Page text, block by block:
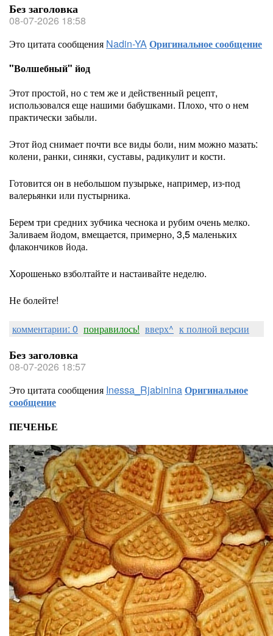
Без заголовка
08-07-2026 18:58
Это цитата сообщения Nadin-YAОригинальное сообщение
"Волшебный" йод
Этот простой, но с тем же и действенный рецепт,
использовался еще нашими бабушками. Плохо, что о нем
практически забыли.
Этот йод снимает почти все виды боли, ним можно мазать:
колени, ранки, синяки, суставы, радикулит и кости.
Готовится он в небольшом пузырьке, например, из-под
валерьянки или пустырника.
Берем три средних зубчика чеснока и рубим очень мелко.
Заливаем йодом, вмещается, примерно, 3,5 маленьких
флакончиков йода.
Хорошенько взболтайте и настаивайте неделю.
Не болейте!
комментарии: 0 понравилось! вверх^ к полной версии
Без заголовка
08-07-2026 18:57
Это цитата сообщения Inessa_RjabininaОригинальное
сообщение
ПЕЧЕНЬЕ